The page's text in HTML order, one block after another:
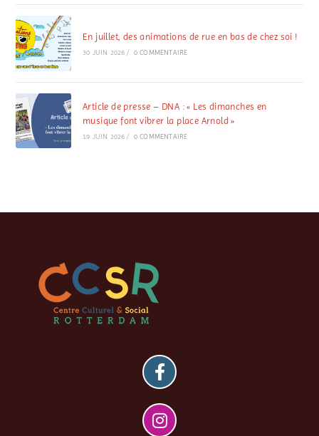
En juillet, des animations de rue en bas de chez soi !
30 JUIN 2026 / 0 COMMENTAIRE
Article de presse – DNA : « Les dimanches en
musique font vibrer la place Arnold »
19 JUIN 2026 / 0 COMMENTAIRE